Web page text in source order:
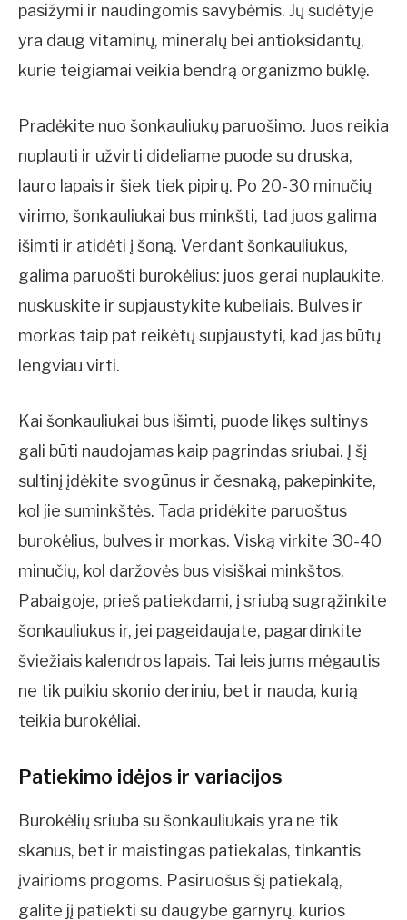
pasižymi ir naudingomis savybėmis. Jų sudėtyje
yra daug vitaminų, mineralų bei antioksidantų,
kurie teigiamai veikia bendrą organizmo būklę.
Pradėkite nuo šonkauliukų paruošimo. Juos reikia
nuplauti ir užvirti dideliame puode su druska,
lauro lapais ir šiek tiek pipirų. Po 20-30 minučių
virimo, šonkauliukai bus minkšti, tad juos galima
išimti ir atidėti į šoną. Verdant šonkauliukus,
galima paruošti burokėlius: juos gerai nuplaukite,
nuskuskite ir supjaustykite kubeliais. Bulves ir
morkas taip pat reikėtų supjaustyti, kad jas būtų
lengviau virti.
Kai šonkauliukai bus išimti, puode likęs sultinys
gali būti naudojamas kaip pagrindas sriubai. Į šį
sultinį įdėkite svogūnus ir česnaką, pakepinkite,
kol jie suminkštės. Tada pridėkite paruoštus
burokėlius, bulves ir morkas. Viską virkite 30-40
minučių, kol daržovės bus visiškai minkštos.
Pabaigoje, prieš patiekdami, į sriubą sugrąžinkite
šonkauliukus ir, jei pageidaujate, pagardinkite
šviežiais kalendros lapais. Tai leis jums mėgautis
ne tik puikiu skonio deriniu, bet ir nauda, kurią
teikia burokėliai.
Patiekimo idėjos ir variacijos
Burokėlių sriuba su šonkauliukais yra ne tik
skanus, bet ir maistingas patiekalas, tinkantis
įvairioms progoms. Pasiruošus šį patiekalą,
galite jį patiekti su daugybe garnyrų, kurios